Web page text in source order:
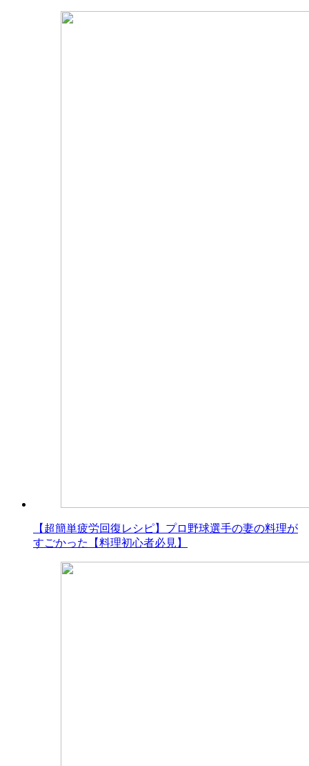
【超簡単疲労回復レシピ】プロ野球選手の妻の料理が
すごかった【料理初心者必見】